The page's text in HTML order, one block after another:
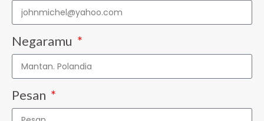
Negaramu
Pesan